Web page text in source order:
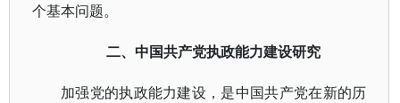
个基本问题。
二、中国共产党执政能力建设研究
加强党的执政能力建设，是中国共产党在新的历